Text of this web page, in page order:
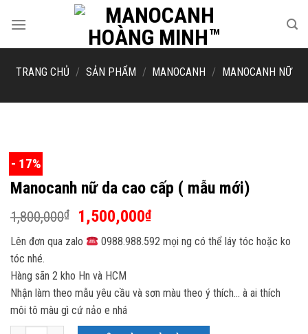
TRANG CHỦ / SẢN PHẨM / MANOCANH / MANOCANH NỮ
- 17%
Manocanh nữ da cao cấp ( mẫu mới)
1,800,000₫
Giá
gốc
là:
1,500,000₫Giá
hiện
tại
Lên đơn qua zalo
0988.988.592 mọi ng có thể láy tóc hoặc ko
tóc nhé.
Hàng sãn 2 kho Hn và HCM
Nhận làm theo mẫu yêu cầu và sơn màu theo ý thích… à ai thích
môi tô màu gì cứ nảo e nhá